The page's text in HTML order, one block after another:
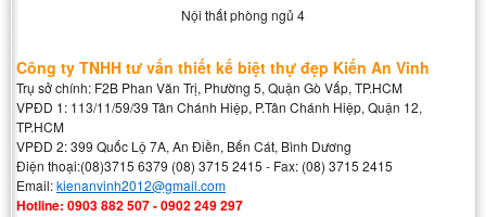
Nội thất phòng ngủ 4
Công ty TNHH tư vấn thiết kế biệt thự đẹp Kiến An Vinh
Trụ sở chính: F2B Phan Văn Trị, Phường 5, Quận Gò Vấp, TP.HCM
VPĐD 1: 113/11/59/39 Tân Chánh Hiệp, P.Tân Chánh Hiệp, Quận 12,
TP.HCM
VPĐD 2: 399 Quốc Lộ 7A, An Điền, Bến Cát, Bình Dương
Điện thoại:(08)3715 6379 (08) 3715 2415 - Fax: (08) 3715 2415
Email:kienanvinh2012@gmail.com
Hotline: 0903 882 507 - 0902 249 297